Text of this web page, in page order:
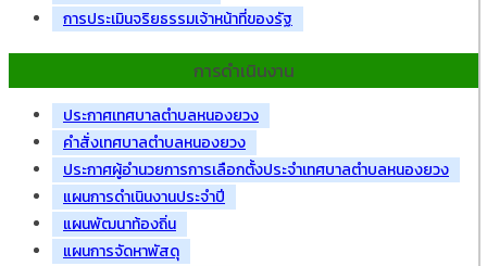
การประเมินจริยธรรมเจ้าหน้าที่ของรัฐ
การดำเนินงาน
ประกาศเทศบาลตำบลหนองยวง
คำสั่งเทศบาลตำบลหนองยวง
ประกาศผู้อำนวยการการเลือกตั้งประจำเทศบาลตำบลหนองยวง
แผนการดำเนินงานประจำปี
แผนพัฒนาท้องถิ่น
แผนการจัดหาพัสดุ